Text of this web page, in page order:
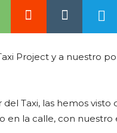
Project y a nuestro
Taxi, las hemos
la calle, con nuestro